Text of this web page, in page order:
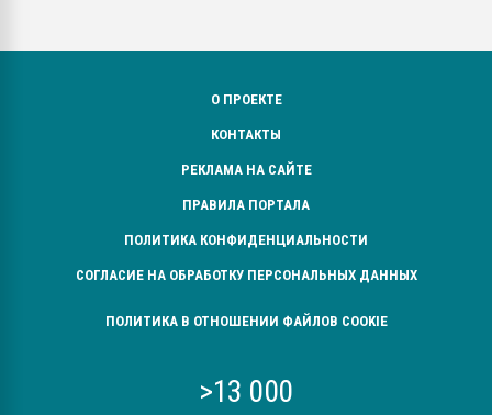
О ПРОЕКТЕ
КОНТАКТЫ
РЕКЛАМА НА САЙТЕ
ПРАВИЛА ПОРТАЛА
ПОЛИТИКА КОНФИДЕНЦИАЛЬНОСТИ
СОГЛАСИЕ НА ОБРАБОТКУ ПЕРСОНАЛЬНЫХ ДАННЫХ
ПОЛИТИКА В ОТНОШЕНИИ ФАЙЛОВ COOKIE
>13 000